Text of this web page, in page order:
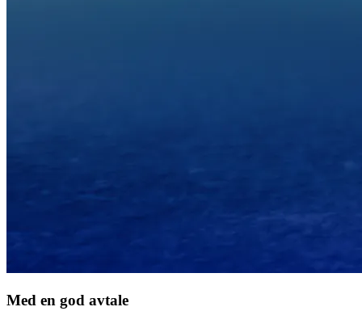
Med en god avtale